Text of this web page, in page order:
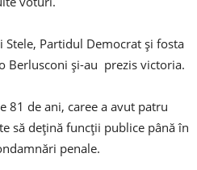
Stele, Partidul Democrat și fosta
Berlusconi și-au prezis victoria.
81 de ani, caree a avut patru
să dețină funcții publice până în
penale.